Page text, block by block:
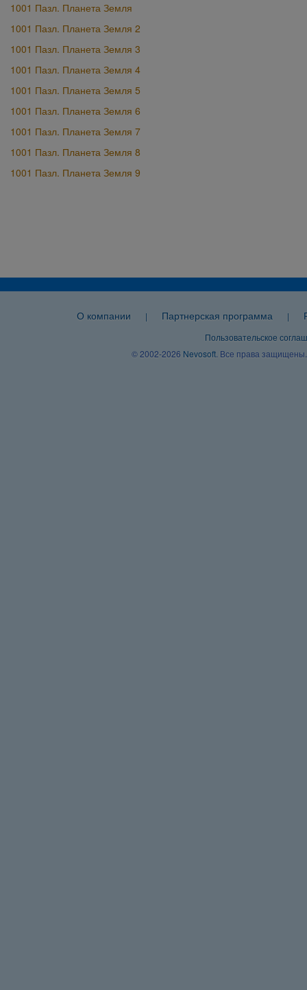
1001 Пазл. Планета Земля
1001 Пазл. Планета Земля 2
1001 Пазл. Планета Земля 3
1001 Пазл. Планета Земля 4
1001 Пазл. Планета Земля 5
1001 Пазл. Планета Земля 6
1001 Пазл. Планета Земля 7
1001 Пазл. Планета Земля 8
1001 Пазл. Планета Земля 9
О компании | Партнерская программа |
Пользовательское
© 2002-2026 Nevosoft . Все права защищены